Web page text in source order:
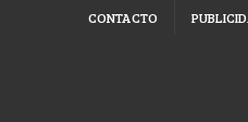
CONTACTO